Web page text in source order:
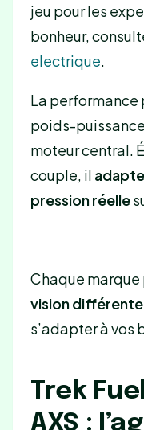
jeu pour les
bonheur,
electrique.
La performance
poids-
moteur central.
couple, il
pression réelle
Chaque
vision différente
s’adapter à vos
Trek
AXS :